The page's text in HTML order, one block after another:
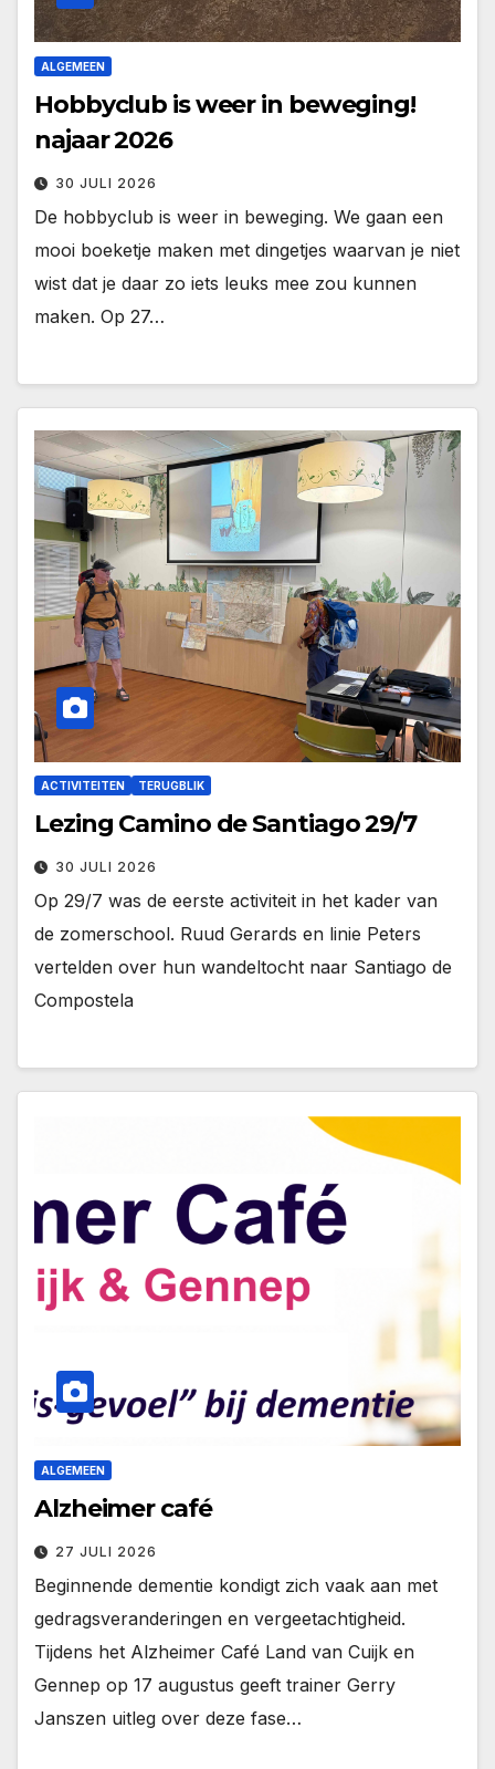
ALGEMEEN
Hobbyclub is weer in beweging!
najaar 2026
30 JULI 2026
De hobbyclub is weer in beweging. We gaan een
mooi boeketje maken met dingetjes waarvan je niet
wist dat je daar zo iets leuks mee zou kunnen
maken. Op 27…
ACTIVITEITEN TERUGBLIK
Lezing Camino de Santiago 29/7
30 JULI 2026
Op 29/7 was de eerste activiteit in het kader van
de zomerschool. Ruud Gerards en linie Peters
vertelden over hun wandeltocht naar Santiago de
Compostela
ALGEMEEN
Alzheimer café
27 JULI 2026
Beginnende dementie kondigt zich vaak aan met
gedragsveranderingen en vergeetachtigheid.
Tijdens het Alzheimer Café Land van Cuijk en
Gennep op 17 augustus geeft trainer Gerry
Janszen uitleg over deze fase…